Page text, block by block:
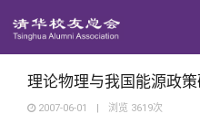
西南联大
义工计划
新媒体平
青春风采
理论物理与我国能源政
2007-06-01 | 浏览 3619次